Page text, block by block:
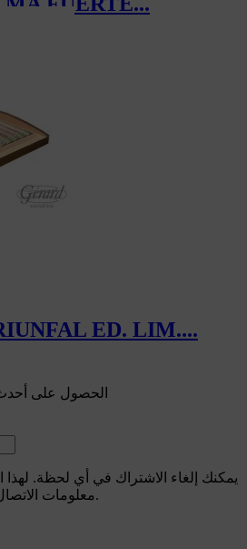
ED. LIM....
الحصول على
يمكنك إلغاء الاشتراك في أي لحظة.
معلومات الاتصال لدينا في الإشعار القانوني.